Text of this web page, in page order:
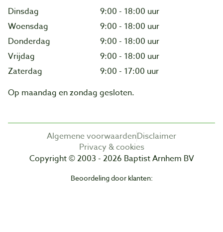
Dinsdag
9:00 - 18:00 uur
Woensdag
9:00 - 18:00 uur
Donderdag
9:00 - 18:00 uur
Vrijdag
9:00 - 18:00 uur
Zaterdag
9:00 - 17:00 uur
Op maandag en zondag gesloten.
Algemene voorwaardenDisclaimer
Privacy & cookies
Copyright © 2003 - 2026 Baptist Arnhem BV
Beoordeling door klanten: